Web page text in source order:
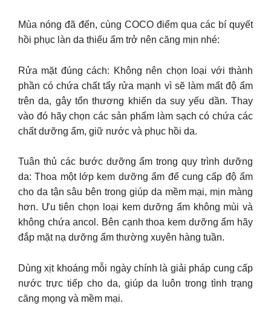
Mùa nóng đã đến, cùng COCO điểm qua các bí quyết
hồi phục làn da thiếu ẩm trở nên căng mịn nhé:
Rửa mặt đúng cách: Không nên chọn loại với thành
phần có chứa chất tẩy rửa mạnh vì sẽ làm mất độ ẩm
trên da, gây tổn thương khiến da suy yếu dần. Thay
vào đó hãy chọn các sản phẩm làm sạch có chứa các
chất dưỡng ẩm, giữ nước và phục hồi da.
Tuân thủ các bước dưỡng ẩm trong quy trình dưỡng
da: Thoa một lớp kem dưỡng ẩm để cung cấp độ ẩm
cho da tận sâu bên trong giúp da mềm mại, mịn màng
hơn. Ưu tiên chọn loại kem dưỡng ẩm không mùi và
không chứa ancol. Bên cạnh thoa kem dưỡng ẩm hãy
đắp mặt nạ dưỡng ẩm thường xuyên hàng tuần.
Dùng xịt khoáng mỗi ngày chính là giải pháp cung cấp
nước trực tiếp cho da, giúp da luôn trong tình trạng
căng mọng và mềm mại.